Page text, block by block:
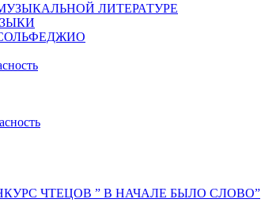
ЛИТЕРАТУРЕ
ЧТЕЦОВ ” В НАЧАЛЕ БЫЛО СЛОВО”